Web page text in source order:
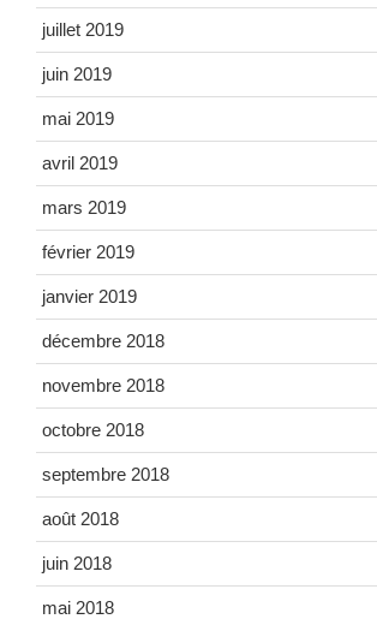
juillet 2019
juin 2019
mai 2019
avril 2019
mars 2019
février 2019
janvier 2019
décembre 2018
novembre 2018
octobre 2018
septembre 2018
août 2018
juin 2018
mai 2018